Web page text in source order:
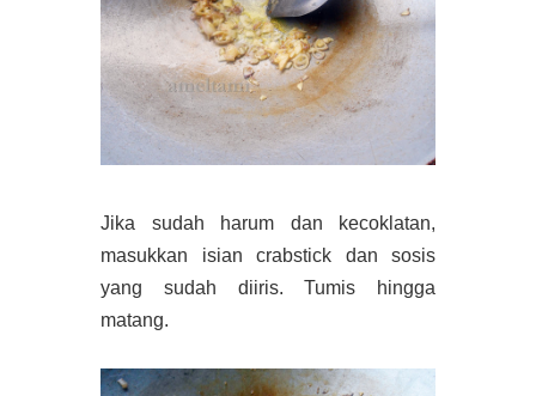
Jika sudah harum dan kecoklatan,
masukkan isian crabstick dan sosis
yang sudah diiris. Tumis hingga
matang.